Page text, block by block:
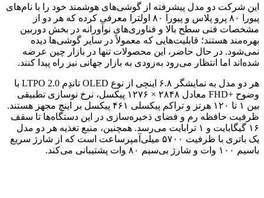
این شرکت دو مدل پیشرفته از گوشی‌های هوشمند خود را با نام‌های
پیورا ۸۰ پرو پلاس و پیورا ۸۰ اولترا معرفی کرده که هر دو از
مشخصات فنی سطح بالا و فناوری‌های نوآورانه در بخش دوربین
بهره‌مند هستند؛ قابلیت‌هایی که معمولاً در سایر گوشی‌ها دیده
نمی‌شود. در حال حاضر، این محصولات تنها در بازار چین عرضه
شده‌اند اما انتظار می‌رود به‌زودی به بازار جهانی نیز راه پیدا کنند.
هر دو مدل به نمایشگر ۶.۸ اینچی از نوع OLED تاندِم LTPO 2.0 با
وضوح +FHD معادل ۲۸۴۸ × ۱۲۷۶ پیکسل، نرخ نوسازی تطبیقی
بین ۱ تا ۱۲۰ هرتز و تراکم پیکسلی ۴۶۱ پیکسل بر اینچ مجهز هستند.
ظرفیت حافظه رم و فضای ذخیره‌سازی در این دستگاه‌ها تا سقف
۱۶ گیگابایت و ۱ ترابایت می‌رسد. همچنین، منبع تغذیه هر دو مدل
یک باتری با ظرفیت ۵۷۰۰ میلی‌آمپرساعت است که از شارژ سریع
باسیم ۱۰۰ وات و شارژ بی‌سیم ۸۰ وات پشتیبانی می‌کند.